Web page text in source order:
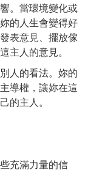
。當環境變化或
的人生會變得好
表意見、擺放傢
主人的意見。
人的看法。妳的
導權，讓妳在這
的主人。
充滿力量的信